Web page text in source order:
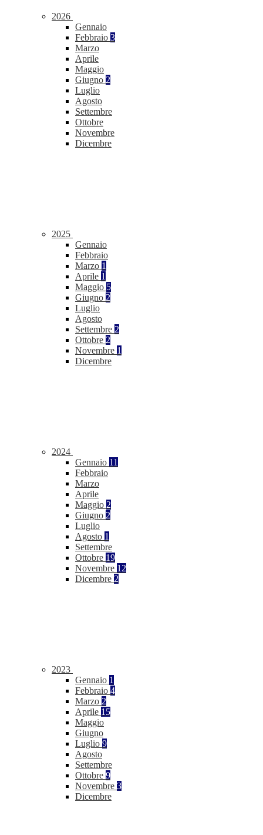
2026
Gennaio
Febbraio 3
Marzo
Aprile
Maggio
Giugno 2
Luglio
Agosto
Settembre
Ottobre
Novembre
Dicembre
2025
Gennaio
Febbraio
Marzo 1
Aprile 1
Maggio 5
Giugno 2
Luglio
Agosto
Settembre 2
Ottobre 2
Novembre 1
Dicembre
2024
Gennaio 11
Febbraio
Marzo
Aprile
Maggio 2
Giugno 2
Luglio
Agosto 1
Settembre
Ottobre 19
Novembre 12
Dicembre 2
2023
Gennaio 1
Febbraio 4
Marzo 2
Aprile 15
Maggio
Giugno
Luglio 9
Agosto
Settembre
Ottobre 9
Novembre 3
Dicembre